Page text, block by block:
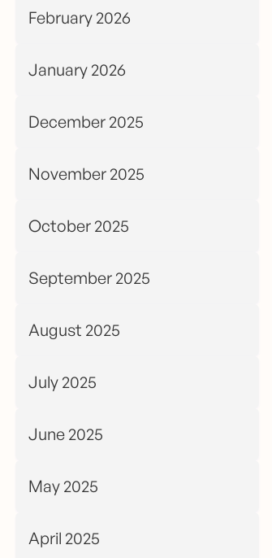
February 2026
January 2026
December 2025
November 2025
October 2025
September 2025
August 2025
July 2025
June 2025
May 2025
April 2025